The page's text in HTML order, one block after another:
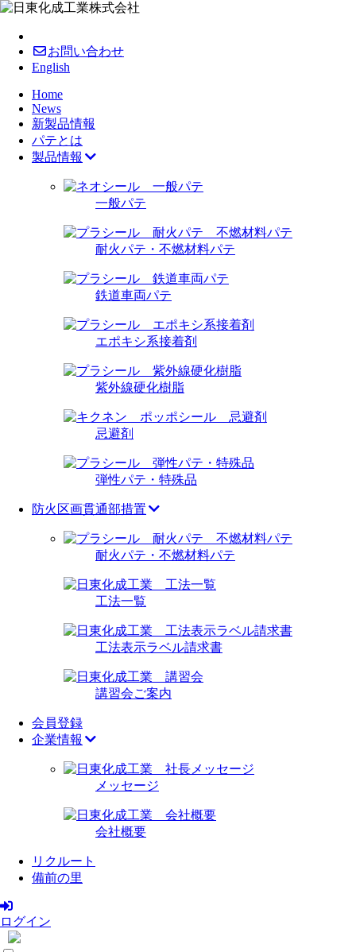
お問い合わせ
English
Home
News
新製品情報
パテとは
製品情報
一般パテ
耐火パテ・不燃材料パテ
鉄道車両パテ
エポキシ系接着剤
紫外線硬化樹脂
忌避剤
弾性パテ・特殊品
防火区画貫通部措置
耐火パテ・不燃材料パテ
工法一覧
工法表示ラベル請求書
講習会ご案内
会員登録
企業情報
メッセージ
会社概要
リクルート
備前の里
ログイン